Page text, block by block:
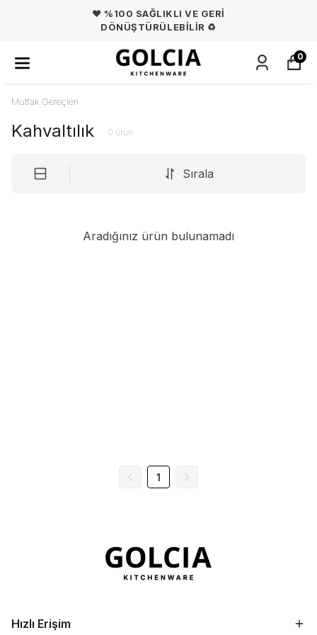
❤️ %100 SAĞLIKLI VE GERİ
DÖNÜŞTÜRÜLEBİLİR ♻️
0
Mutfak Gereçleri
Kahvaltılık 0 ürün
Sırala
Aradığınız ürün bulunamadı
1
Hızlı Erişim